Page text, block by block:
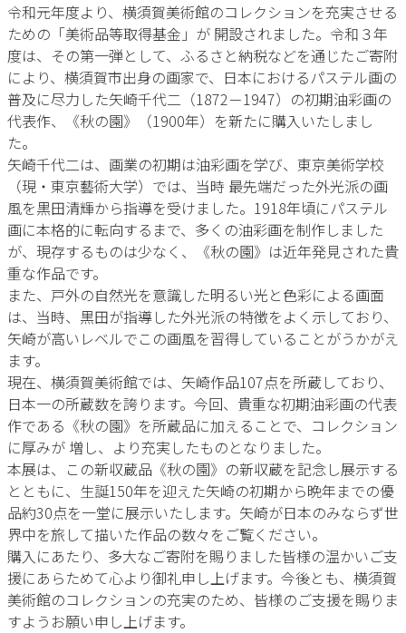
令和元年度より、横須賀美術館のコレクションを充実させる
ための「美術品等取得基金」が 開設されました。令和３年
度は、その第一弾として、ふるさと納税などを通じたご寄附
により、横須賀市出身の画家で、日本におけるパステル画の
普及に尽力した矢崎千代二（1872－1947）の初期油彩画の
代表作、《秋の園》（1900年）を新たに購入いたしまし
た。
矢崎千代二は、画業の初期は油彩画を学び、東京美術学校
（現・東京藝術大学）では、当時 最先端だった外光派の画
風を黒田清輝から指導を受けました。1918年頃にパステル
画に本格的に転向するまで、多くの油彩画を制作しました
が、現存するものは少なく、《秋の園》は近年発見された貴
重な作品です。
また、戸外の自然光を意識した明るい光と色彩による画面
は、当時、黒田が指導した外光派の特徴をよく示しており、
矢崎が高いレベルでこの画風を習得していることがうかがえ
ます。
現在、横須賀美術館では、矢崎作品107点を所蔵しており、
日本一の所蔵数を誇ります。今回、貴重な初期油彩画の代表
作である《秋の園》を所蔵品に加えることで、コレクション
に厚みが 増し、より充実したものとなりました。
本展は、この新収蔵品《秋の園》の新収蔵を記念し展示する
とともに、生誕150年を迎えた矢崎の初期から晩年までの優
品約30点を一堂に展示いたします。矢崎が日本のみならず世
界中を旅して描いた作品の数々をご覧ください。
購入にあたり、多大なご寄附を賜りました皆様の温かいご支
援にあらためて心より御礼申し上げます。今後とも、横須賀
美術館のコレクションの充実のため、皆様のご支援を賜りま
すようお願い申し上げます。